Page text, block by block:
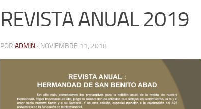
REVISTA ANUAL 2019
POR ADMIN · NOVIEMBRE 11, 2018